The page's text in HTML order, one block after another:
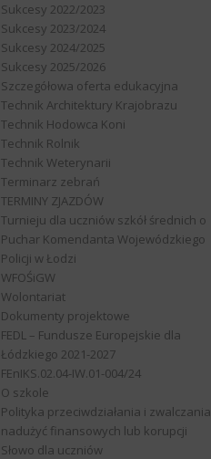
Sukcesy 2022/2023
Sukcesy 2023/2024
Sukcesy 2024/2025
Sukcesy 2025/2026
Szczegółowa oferta edukacyjna
Technik Architektury Krajobrazu
Technik Hodowca Koni
Technik Rolnik
Technik Weterynarii
Terminarz zebrań
TERMINY ZJAZDÓW
Turnieju dla uczniów szkół średnich o
Puchar Komendanta Wojewódzkiego
Policji w Łodzi
WFOŚiGW
Wolontariat
Dokumenty projektowe
FEDL – Fundusze Europejskie dla
Łódzkiego 2021-2027
FEnIKS.02.04-IW.01-004/24
O szkole
Polityka przeciwdziałania i zwalczania
nadużyć finansowych lub korupcji
Słowo dla uczniów